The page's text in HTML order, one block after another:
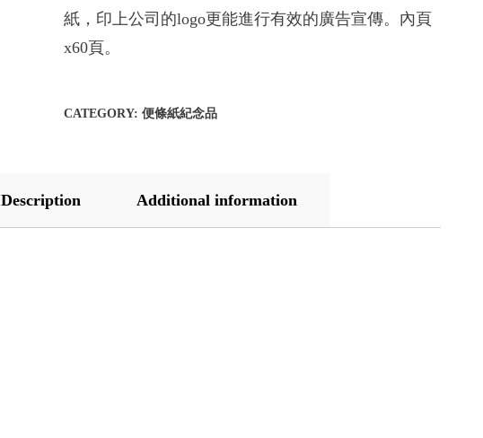
紙，印上公司的logo更能進行有效的廣告宣傳。內頁
x60頁。
CATEGORY: 便條紙紀念品
Description Additional information